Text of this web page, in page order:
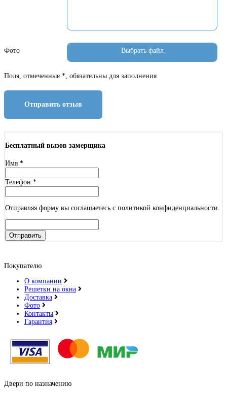
Фото
Поля, отмеченные *, обязательны для заполнения
Отправить отзыв
Бесплатный вызов замерщика
Имя *
Телефон *
Отправляя форму вы соглашаетесь с политикой конфиденциальности.
Отправить
Покупателю
О компании
Решетки на окна
Доставка
Фото
Контакты
Гарантия
Двери по назначению